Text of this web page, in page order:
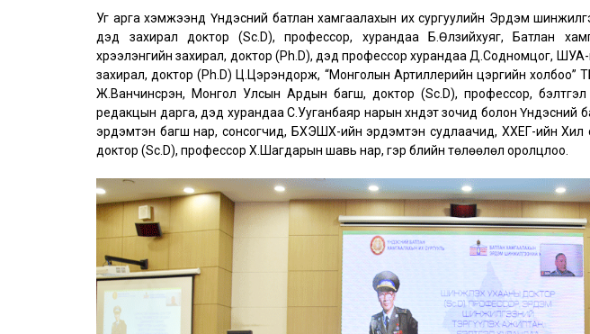
Уг арга хэмжээнд Үндэсний батлан хамгаалахын их сургуулийн Эрдэм
дэд захирал доктор (Sc.D), профессор, хурандаа Б.Өлзийхуяг, Батлан
хүрээлэнгийн захирал, доктор (Ph.D), дэд профессор хурандаа Д.Содномцог, ШУА-
захирал, доктор (Ph.D) Ц.Цэрэндорж, “Монголын Артиллерийн цэргийн холбоо”
Ж.Ванчинсүрэн, Монгол Улсын Ардын багш, доктор (Sc.D), профессор,
редакцын дарга, дэд хурандаа С.Ууганбаяр нарын хүндэт зочид болон Үндэсний
эрдэмтэн багш нар, сонсогчид, БХЭШХ-ийн эрдэмтэн судлаачид, ХХЕГ-ийн Хил
доктор (Sc.D), профессор Х.Шагдарын шавь нар, гэр бүлийн төлөөлөл оролцлоо.